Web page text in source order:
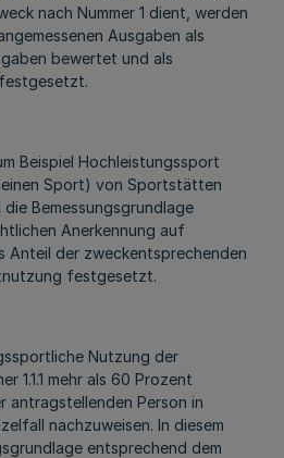
nach Nummer 1 dient, werden
Ausgaben als
bewertet und als
Beispiel Hochleistungssport
Sport) von Sportstätten
die Bemessungsgrundlage
Anerkennung auf
Anteil der zweckentsprechenden
festgesetzt.
Nutzung der
1.1.1 mehr als 60 Prozent
Person in
nachzuweisen. In diesem
entsprechend dem